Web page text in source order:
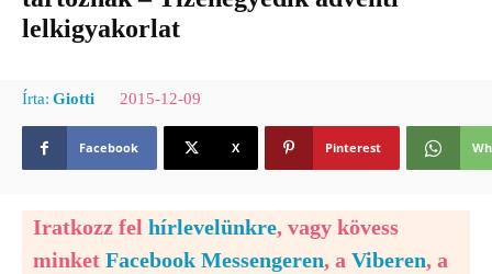
lelkigyakorlat
Írta: Giotti 2015-12-09
Facebook X Pinterest
Iratkozz fel hírlevelünkre, vagy kövess
minket Facebook Messengeren, a Viberen, a